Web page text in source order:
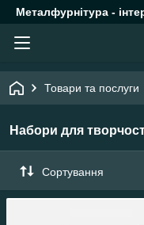
Металфурнітура -
Товари та послуги
Набори для
Сортування